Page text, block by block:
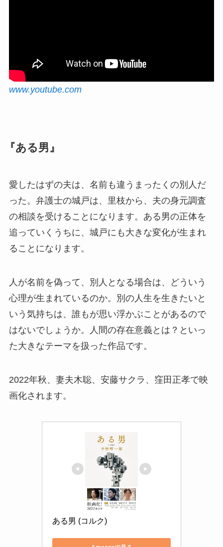
www.youtube.com
『ある男』
愛したはずの夫は、名前も違うまったくの別人だ
った。弁護士の城戸は、里枝から、夫の身元調査
の相談を受けることになります。ある男の正体を
追っていくうちに、城戸にも大きな変化が生まれ
ることになります。
人が名前を偽って、別人となる場合は、どういう
心理が生まれているのか。別の人生を生きたいと
いう気持ちは、誰もが思い浮かぶことがあるので
はないでしょうか。人間の存在意義とは？といっ
た大きなテーマを扱った作品です。
2022年秋、妻夫木聡、安藤サクラ、窪田正孝で映
画化されます。
ある男 (コルク)